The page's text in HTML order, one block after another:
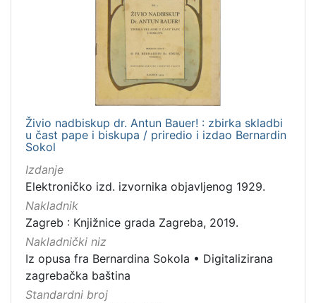
Živio nadbiskup dr. Antun Bauer! : zbirka skladbi
u čast pape i biskupa / priredio i izdao Bernardin
Sokol
Izdanje
Elektroničko izd. izvornika objavljenog 1929.
Nakladnik
Zagreb : Knjižnice grada Zagreba, 2019.
Nakladnički niz
Iz opusa fra Bernardina Sokola • Digitalizirana
zagrebačka baština
Standardni broj